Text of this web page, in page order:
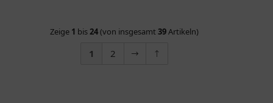
Zeige 1 bis24(von insgesamt 39Artikeln)
1 2